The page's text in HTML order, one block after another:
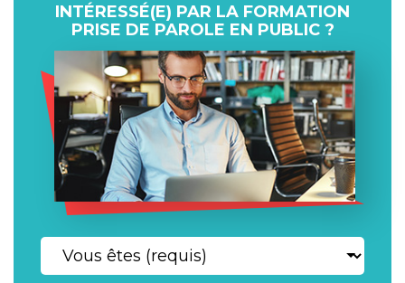
INTÉRESSÉ(E) PAR LA FORMATION
PRISE DE PAROLE EN PUBLIC ?